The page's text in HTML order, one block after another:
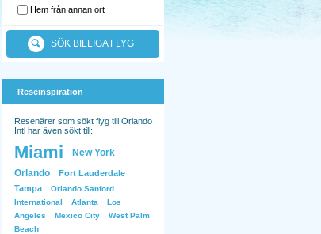
Hem från annan ort
SÖK BILLIGA FLYG
Reseinspiration
Resenärer som sökt flyg till Orlando
Intl har även sökt till:
Miami
New York
Orlando
Fort Lauderdale
Tampa
Orlando Sanford
International
Atlanta
Los
Angeles
Mexico City
West Palm
Beach